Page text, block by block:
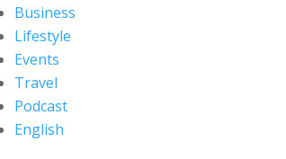
Business
Lifestyle
Events
Travel
Podcast
English